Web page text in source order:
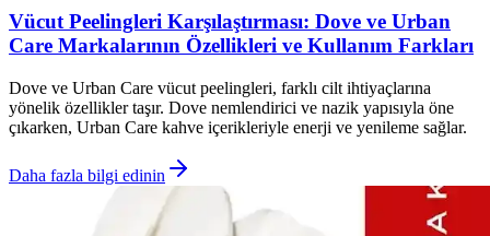
Vücut Peelingleri Karşılaştırması: Dove ve Urban
Care Markalarının Özellikleri ve Kullanım Farkları
Dove ve Urban Care vücut peelingleri, farklı cilt ihtiyaçlarına
yönelik özellikler taşır. Dove nemlendirici ve nazik yapısıyla öne
çıkarken, Urban Care kahve içerikleriyle enerji ve yenileme sağlar.
Daha fazla bilgi edinin